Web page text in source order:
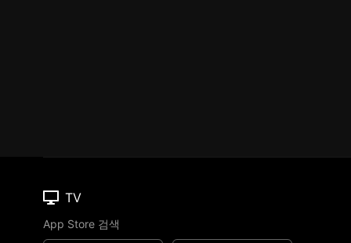
TV
App Store 검색